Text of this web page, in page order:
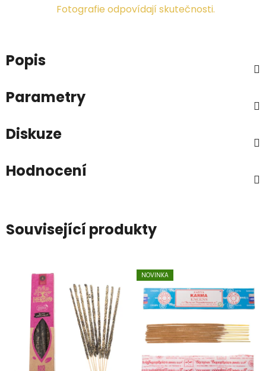
Fotografie odpovídají skutečnosti.
Popis
Parametry
Diskuze
Hodnocení
Související produkty
NOVINKA